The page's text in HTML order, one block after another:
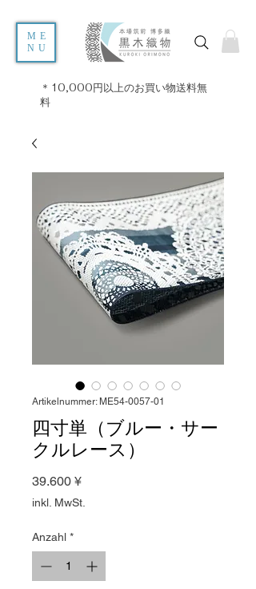
ME
NU
＊10,000円以上のお買い物送料無
料
Artikelnummer: ME54-0057-01
四寸単（ブルー・サー
クルレース）
39.600 ¥Preis
inkl. MwSt.
Anzahl *